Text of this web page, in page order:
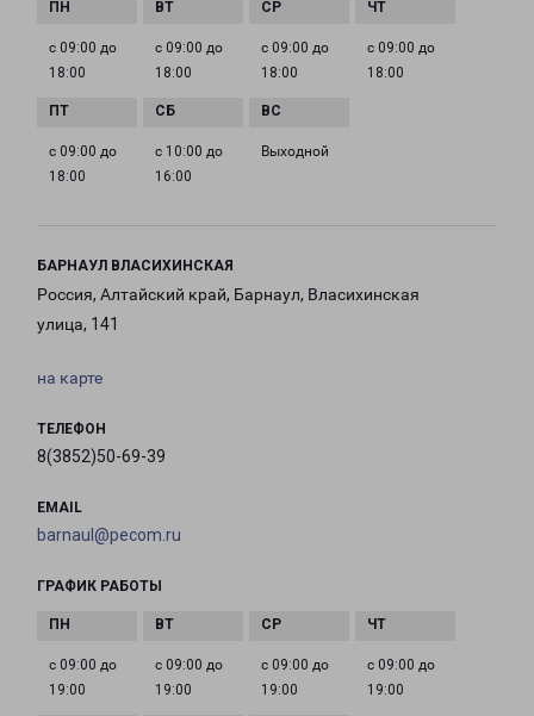
с 09:00 до
18:00
с 09:00 до
18:00
с 09:00 до
18:00
с 09:00 до
18:00
с 09:00 до
18:00
с 10:00 до
16:00
Выходной
БАРНАУЛ ВЛАСИХИНСКАЯ
Россия, Алтайский край, Барнаул, Власихинская
улица, 141
на карте
ТЕЛЕФОН
8(3852)50-69-39
EMAIL
barnaul@pecom.ru
ГРАФИК РАБОТЫ
с 09:00 до
19:00
с 09:00 до
19:00
с 09:00 до
19:00
с 09:00 до
19:00